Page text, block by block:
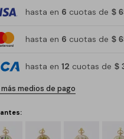
hasta en 6 cuotas de $
hasta en 6 cuotas de $
hasta en 12 cuotas de $
medios de pago